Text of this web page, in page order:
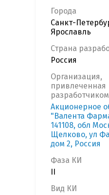
Города
Санкт-
Ярославль
Страна
Россия
Организация,
привлеченная
Акционерное
"Валента
141108, обл
Щелково, ул
дом 2, Россия
Фаза КИ
Вид КИ